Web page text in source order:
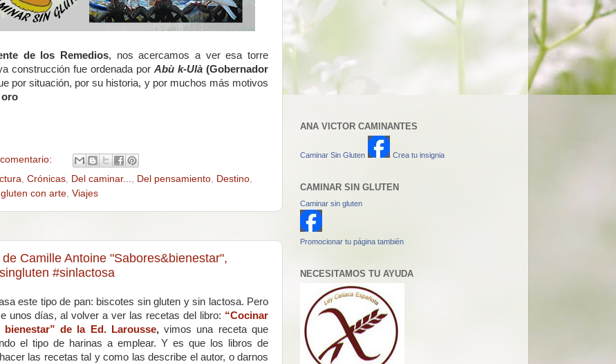
de los Remedios, nos acercamos a ver esa torre
construcción fue ordenada por Abù k-Ulà (Gobernador
por situación, por su historia, y por muchos más motivos
oro
Crónicas Del caminar... Del pensamiento Destino
con arte Viajes
Camille Antoine "Sabores&bienestar",
#sinlactosa
este tipo de pan: biscotes sin gluten y sin lactosa. Pero
unos días, al volver a ver las recetas del libro: “Cocinar
de la Ed. Larousse,vimos una receta que
el tipo de harinas a emplear. Y es que los libros de
las recetas tal y como las describe el autor, o darnos
ANA VICTOR CAMINANTES
Caminar Sin Gluten Crea tu insignia
CAMINAR SIN GLUTEN
Caminar sin gluten
Promocionar tu página también
NECESITAMOS TU AYUDA